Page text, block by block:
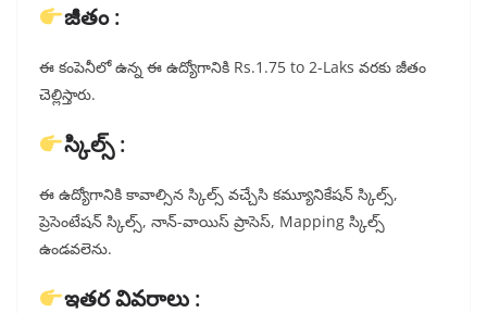
జీతం :
ఈ కంపెనీలో ఉన్న ఈ ఉద్యోగానికి Rs.1.75 to 2-Laks వరకు జీతం
చెల్లిస్తారు.
స్కిల్స్ :
ఈ ఉద్యోగానికి కావాల్సిన స్కిల్స్ వచ్చేసి కమ్యూనికేషన్ స్కిల్స్,
ప్రెసెంటేషన్ స్కిల్స్, నాన్-వాయిస్ ప్రాసెస్, Mapping స్కిల్స్
ఉండవలెను.
ఇతర వివరాలు :